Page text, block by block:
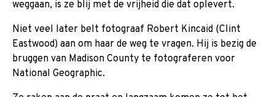
weggaan, is ze blij met de vrijheid die dat oplevert.
Niet veel later belt fotograaf Robert Kincaid (Clint
Eastwood) aan om haar de weg te vragen. Hij is bezig de
bruggen van Madison County te fotograferen voor
National Geographic.